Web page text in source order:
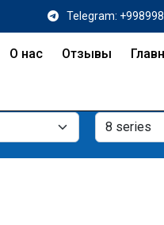
Telegram:
О нас Отзывы